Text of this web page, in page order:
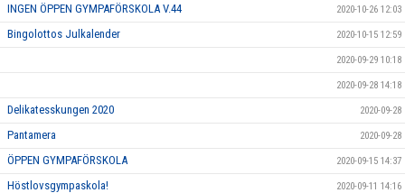
INGEN ÖPPEN GYMPAFÖRSKOLA V.44 2020-10-26 12:03
Bingolottos Julkalender 2020-10-15 12:59
2020-09-29 10:18
2020-09-28 14:18
Delikatesskungen 2020 2020-09-28
Pantamera 2020-09-28
ÖPPEN GYMPAFÖRSKOLA 2020-09-15 14:37
Höstlovsgympaskola! 2020-09-11 14:16